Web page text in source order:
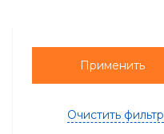
Применить
Очистить фильтр